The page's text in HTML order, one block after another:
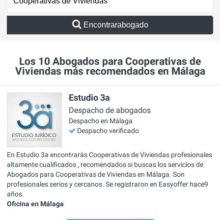
Encontrarabogado
Los 10 Abogados para Cooperativas de
Viviendas más recomendados en Málaga
Estudio 3a
Despacho de abogados
Despacho en Málaga
Despacho verificado
En Estudio 3a encontrarás Cooperativas de Viviendas profesionales
altamente cualificados , recomendados si buscas los servicios de
Abogados para Cooperativas de Viviendas en Málaga. Son
profesionales serios y cercanos. Se registraron en Easyoffer hace9
años.
Oficina en Málaga